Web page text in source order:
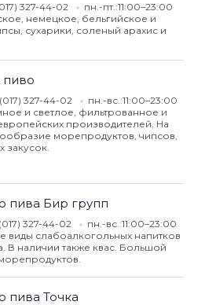
327-44-02
пн.-пт.:11:00–23:00
немецкое, бельгийское и
сухарики, соленый арахис и
пиво
327-44-02
пн.-вс.:11:00–23:00
и светлое, фильтрованное и
производителей. На
морепродуктов, чипсов,
закусок.
пива Бир групп
327-44-02
пн.-вс.:11:00–23:00
слабоалкогольных напитков
В наличии также квас. Большой
пива Точка